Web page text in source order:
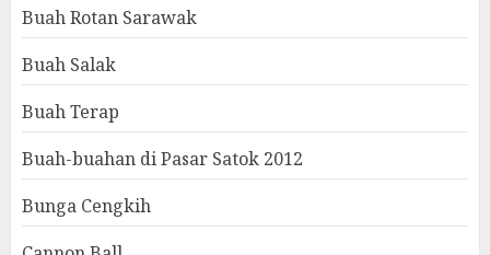
Buah Rotan Sarawak
Buah Salak
Buah Terap
Buah-buahan di Pasar Satok 2012
Bunga Cengkih